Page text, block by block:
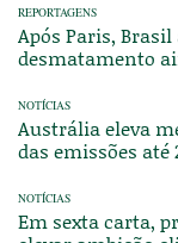
REPORTAGENS
Após Paris,
desmatamento
NOTÍCIAS
Austrália eleva
das emissões até
NOTÍCIAS
Em sexta carta,